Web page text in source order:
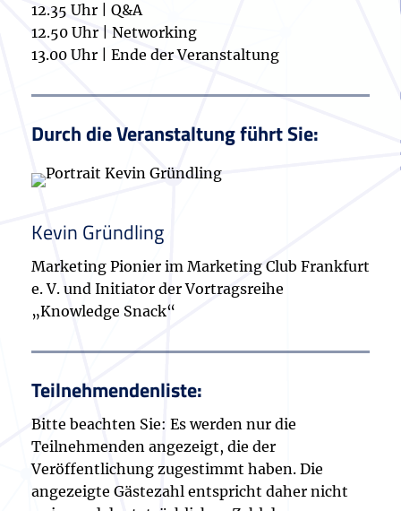
12.35 Uhr | Q&A
12.50 Uhr | Networking
13.00 Uhr | Ende der Veranstaltung
Durch die Veranstaltung führt Sie:
Kevin Gründling
Marketing Pionier im Marketing Club Frankfurt
e. V. und Initiator der Vortragsreihe
„Knowledge Snack“
Teilnehmendenliste:
Bitte beachten Sie: Es werden nur die
Teilnehmenden angezeigt, die der
Veröffentlichung zugestimmt haben. Die
angezeigte Gästezahl entspricht daher nicht